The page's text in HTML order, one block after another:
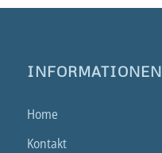
INFORMATIONEN
Home
Kontakt